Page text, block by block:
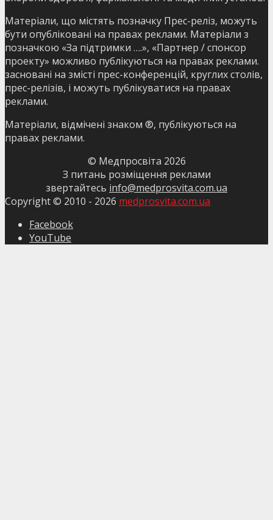
Матеріали, що містять позначку Прес-реліз, можуть
бути опубліковані на правах реклами. Матеріали з
позначкою «За підтримки ….», «Партнер / спонсор
проекту» можливо публікуються на правах реклами.
засновані на змісті прес-конференцій, круглих столів,
прес-релізів, і можуть публікуватися на правах
реклами.
Матеріали, відмічені знаком ®, публікуються на
правах реклами.
© Медпросвіта 2026
З питань розміщення реклами
звертайтесь info@medprosvita.com.ua
Copyright © 2010 - 2026 medprosvita.com.ua
Facebook
YouTube